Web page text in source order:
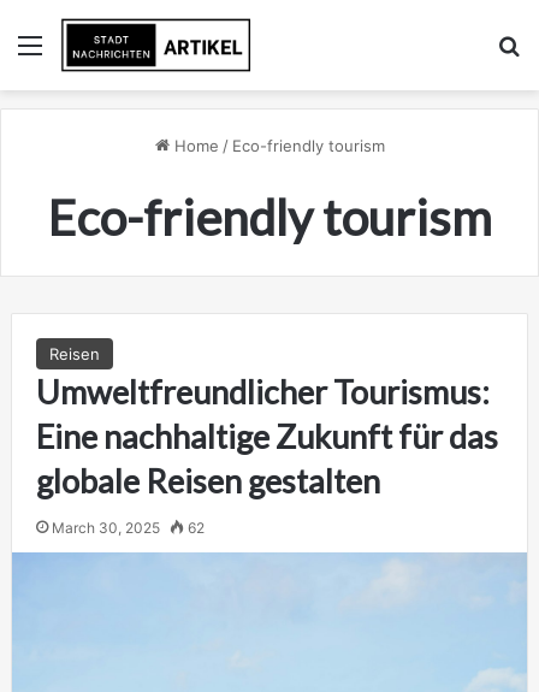
Menu
Home / Eco-friendly tourism
Eco-friendly tourism
Reisen
Umweltfreundlicher Tourismus:
Eine nachhaltige Zukunft für das
globale Reisen gestalten
March 30, 2025 62